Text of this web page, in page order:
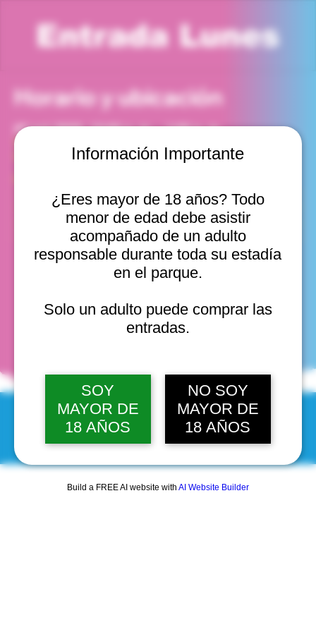
Información Importante
¿Eres mayor de 18 años? Todo
menor de edad debe asistir
acompañado de un adulto
responsable durante toda su estadía
en el parque.
Solo un adulto puede comprar las
entradas.
SOY
MAYOR DE
18 AÑOS
NO SOY
MAYOR DE
18 AÑOS
Build a FREE AI website with AI Website Builder
Entrada Lunes
Horario y ubicación
27 oct 2025, 12:00 p. m. – 1:00 p. m.
Viña del Mar, Cam. Internacional 2440, Viña del Mar,
Valparaíso, Chile
lun, 10 ago, 10:00 a. m.
lun, 10 ago, 11:00 a. m.
lun, 10 ago, 12:00 p. m.
Ver 20
fechas
© 2025 by Scantastic.